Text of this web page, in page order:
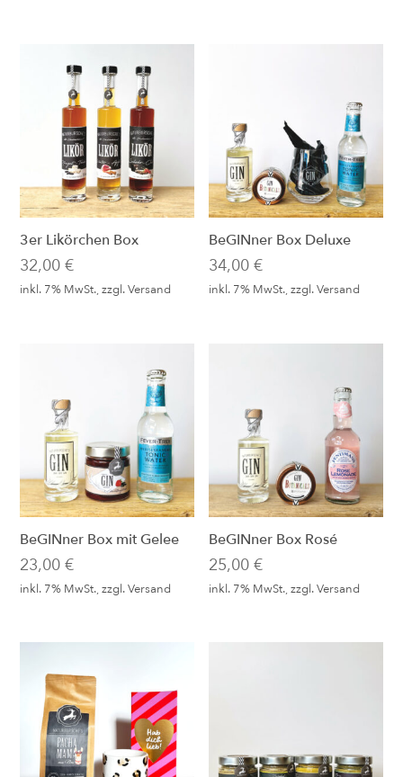
3er Likörchen Box
32,00€
inkl. 7% MwSt., zzgl.Versand
BeGINner Box Deluxe
34,00€
inkl. 7% MwSt., zzgl.Versand
BeGINner Box mit Gelee
23,00€
inkl. 7% MwSt., zzgl.Versand
BeGINner Box Rosé
25,00€
inkl. 7% MwSt., zzgl.Versand